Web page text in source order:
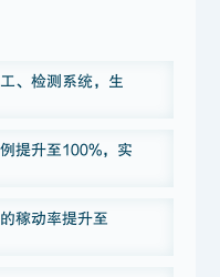
、检测系统，生
提升至100%，实
稼动率提升至